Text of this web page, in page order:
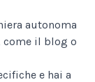
autonoma
come il blog o
e hai a